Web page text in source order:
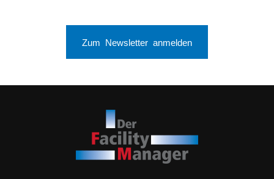
Zum Newsletter anmelden